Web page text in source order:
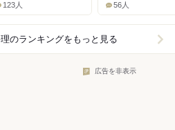
123人 56人
のランキングをもっと見る
広告を非表示